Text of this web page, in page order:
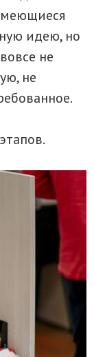
идею, но
не
не